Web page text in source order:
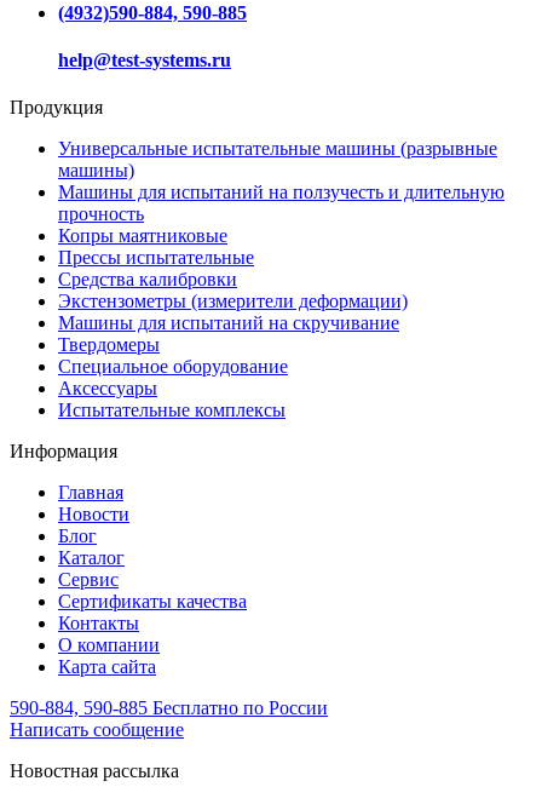
(4932)590-884, 590-885
help@test-systems.ru
Продукция
Универсальные испытательные машины (разрывные
машины)
Машины для испытаний на ползучесть и длительную
прочность
Копры маятниковые
Прессы испытательные
Средства калибровки
Экстензометры (измерители деформации)
Машины для испытаний на скручивание
Твердомеры
Специальное оборудование
Аксессуары
Испытательные комплексы
Информация
Главная
Новости
Блог
Каталог
Сервис
Сертификаты качества
Контакты
О компании
Карта сайта
590-884, 590-885 Бесплатно по России
Написать сообщение
Новостная рассылка